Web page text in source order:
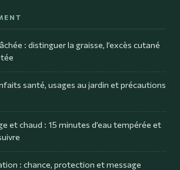
: distinguer la graisse, l’excès cutané
santé, usages au jardin et précautions
et chaud : 15 minutes d’eau tempérée et
: chance, protection et message